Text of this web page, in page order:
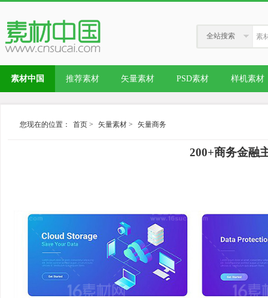
全站搜索
素材中国 推荐素材 矢量素材 PSD素材 样机素材
您现在的位置： 首页 > 矢量素材 > 矢量商务
200+商务金融